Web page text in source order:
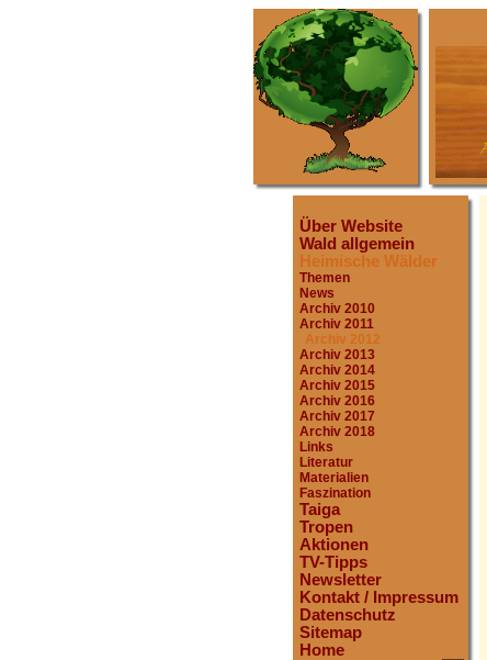
Über Website
Wald allgemein
Heimische Wälder
Themen
News
Archiv 2010
Archiv 2011
Archiv 2012
Archiv 2013
Archiv 2014
Archiv 2015
Archiv 2016
Archiv 2017
Archiv 2018
Links
Literatur
Materialien
Faszination
Taiga
Tropen
Aktionen
TV-Tipps
Newsletter
Kontakt / Impressum
Datenschutz
Sitemap
Home